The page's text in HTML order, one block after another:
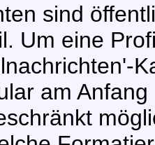
sind
Um eine
am